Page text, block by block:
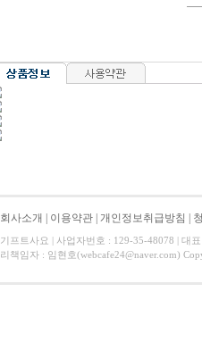
회사소개 이용약관 개인정보취급방침
기프트사요 | 사업자번호 : 129-35-48078 | 대
리책임자 : 임현호(webcafe24@naver.com)